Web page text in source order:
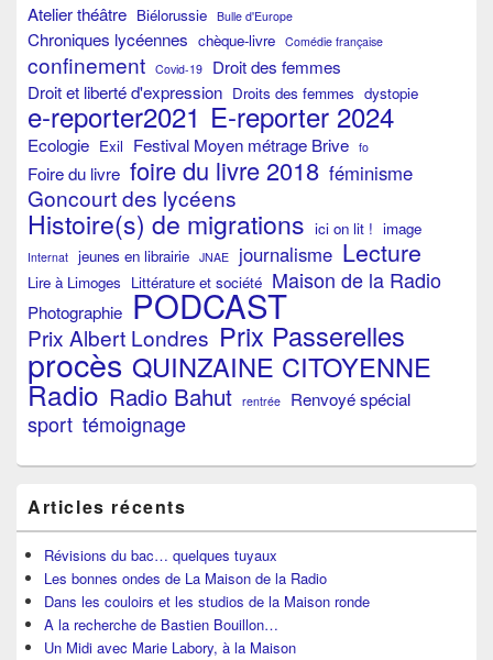
Atelier théâtre Biélorussie Bulle d'Europe
Chroniques lycéennes chèque-livre Comédie française
confinement Covid-19
Droit des femmes
Droit et liberté d'expression Droits des femmes dystopie
e-reporter2021 E-reporter 2024
Ecologie Exil Festival Moyen métrage Brive fo
Foire du livre foire du livre 2018 féminisme
Goncourt des lycéens
Histoire(s) de migrations ici on lit ! image
Internat jeunes en librairie JNAE journalisme Lecture
Lire à Limoges Littérature et société Maison de la Radio
Photographie PODCAST
Prix Albert Londres Prix Passerelles
procès QUINZAINE CITOYENNE
Radio Radio Bahut rentrée Renvoyé spécial
sport témoignage
Articles récents
Révisions du bac… quelques tuyaux
Les bonnes ondes de La Maison de la Radio
Dans les couloirs et les studios de la Maison ronde
A la recherche de Bastien Bouillon…
Un Midi avec Marie Labory, à la Maison